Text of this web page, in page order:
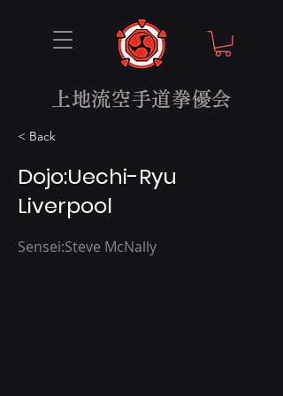
上地流空手道拳優会
< Back
Dojo:Uechi-Ryu
Liverpool
Sensei:Steve McNally